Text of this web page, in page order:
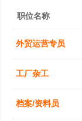
职位名称
外贸运营专员
工厂杂工
档案/资料员